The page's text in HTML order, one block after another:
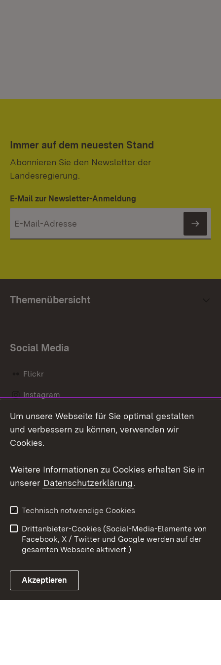
Immer auf dem neuesten Stand
Abonnieren Sie den Newsletter der
Landesregierung.
E-Mail zur Newsletter-Anmeldung
Themenübersicht
Social Media
Flickr
Instagram
Social Wall
Link zum Landesportal
Barrierefreiheit
Benutzungshinweise
Impressum
Cookies
Um unsere Webseite für Sie optimal gestalten
und verbessern zu können, verwenden wir
Cookies.
Weitere Informationen zu Cookies erhalten Sie in
unserer Datenschutzerklärung.
Technisch notwendige Cookies
Drittanbieter-Cookies (Social-Media-Elemente von
Facebook, X / Twitter und Google werden auf der
gesamten Webseite aktiviert.)
Akzeptieren